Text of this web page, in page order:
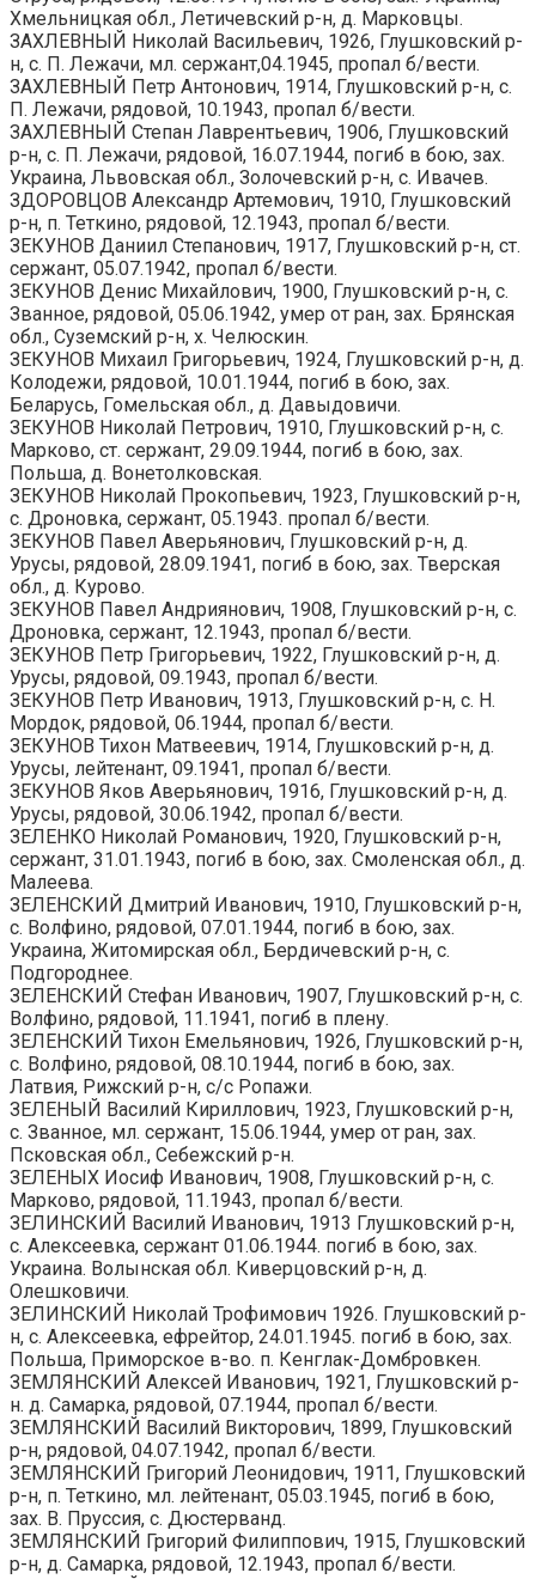
Хмельницкая обл., Летичевский р-н, д. Марковцы.
ЗАХЛЕВНЫЙ Николай Васильевич, 1926, Глушковский р-
н, с. П. Лежачи, мл. сержант,04.1945, пропал б/вести.
ЗАХЛЕВНЫЙ Петр Антонович, 1914, Глушковский р-н, с.
П. Лежачи, рядовой, 10.1943, пропал б/вести.
ЗАХЛЕВНЫЙ Степан Лаврентьевич, 1906, Глушковский
р-н, с. П. Лежачи, рядовой, 16.07.1944, погиб в бою, зах.
Украина, Львовская обл., Золочевский р-н, с. Ивачев.
ЗДОРОВЦОВ Александр Артемович, 1910, Глушковский
р-н, п. Теткино, рядовой, 12.1943, пропал б/вести.
ЗЕКУНОВ Даниил Степанович, 1917, Глушковский р-н, ст.
сержант, 05.07.1942, пропал б/вести.
ЗЕКУНОВ Денис Михайлович, 1900, Глушковский р-н, с.
Званное, рядовой, 05.06.1942, умер от ран, зах. Брянская
обл., Суземский р-н, х. Челюскин.
ЗЕКУНОВ Михаил Григорьевич, 1924, Глушковский р-н, д.
Колодежи, рядовой, 10.01.1944, погиб в бою, зах.
Беларусь, Гомельская обл., д. Давыдовичи.
ЗЕКУНОВ Николай Петрович, 1910, Глушковский р-н, с.
Марково, ст. сержант, 29.09.1944, погиб в бою, зах.
Польша, д. Вонетолковская.
ЗЕКУНОВ Николай Прокопьевич, 1923, Глушковский р-н,
с. Дроновка, сержант, 05.1943. пропал б/вести.
ЗЕКУНОВ Павел Аверьянович, Глушковский р-н, д.
Урусы, рядовой, 28.09.1941, погиб в бою, зах. Тверская
обл., д. Курово.
ЗЕКУНОВ Павел Андриянович, 1908, Глушковский р-н, с.
Дроновка, сержант, 12.1943, пропал б/вести.
ЗЕКУНОВ Петр Григорьевич, 1922, Глушковский р-н, д.
Урусы, рядовой, 09.1943, пропал б/вести.
ЗЕКУНОВ Петр Иванович, 1913, Глушковский р-н, с. Н.
Мордок, рядовой, 06.1944, пропал б/вести.
ЗЕКУНОВ Тихон Матвеевич, 1914, Глушковский р-н, д.
Урусы, лейтенант, 09.1941, пропал б/вести.
ЗЕКУНОВ Яков Аверьянович, 1916, Глушковский р-н, д.
Урусы, рядовой, 30.06.1942, пропал б/вести.
ЗЕЛЕНКО Николай Романович, 1920, Глушковский р-н,
сержант, 31.01.1943, погиб в бою, зах. Смоленская обл., д.
Малеева.
ЗЕЛЕНСКИЙ Дмитрий Иванович, 1910, Глушковский р-н,
с. Волфино, рядовой, 07.01.1944, погиб в бою, зах.
Украина, Житомирская обл., Бердичевский р-н, с.
Подгороднее.
ЗЕЛЕНСКИЙ Стефан Иванович, 1907, Глушковский р-н, с.
Волфино, рядовой, 11.1941, погиб в плену.
ЗЕЛЕНСКИЙ Тихон Емельянович, 1926, Глушковский р-н,
с. Волфино, рядовой, 08.10.1944, погиб в бою, зах.
Латвия, Рижский р-н, с/с Ропажи.
ЗЕЛЕНЫЙ Василий Кириллович, 1923, Глушковский р-н,
с. Званное, мл. сержант, 15.06.1944, умер от ран, зах.
Псковская обл., Себежский р-н.
ЗЕЛЕНЫХ Иосиф Иванович, 1908, Глушковский р-н, с.
Марково, рядовой, 11.1943, пропал б/вести.
ЗЕЛИНСКИЙ Василий Иванович, 1913 Глушковский р-н,
с. Алексеевка, сержант 01.06.1944. погиб в бою, зах.
Украина. Волынская обл. Киверцовский р-н, д.
Олешковичи.
ЗЕЛИНСКИЙ Николай Трофимович 1926. Глушковский р-
н, с. Алексеевка, ефрейтор, 24.01.1945. погиб в бою, зах.
Польша, Приморское в-во. п. Кенглак-Домбровкен.
ЗЕМЛЯНСКИЙ Алексей Иванович, 1921, Глушковский р-
н. д. Самарка, рядовой, 07.1944, пропал б/вести.
ЗЕМЛЯНСКИЙ Василий Викторович, 1899, Глушковский
р-н, рядовой, 04.07.1942, пропал б/вести.
ЗЕМЛЯНСКИЙ Григорий Леонидович, 1911, Глушковский
р-н, п. Теткино, мл. лейтенант, 05.03.1945, погиб в бою,
зах. В. Пруссия, с. Дюстерванд.
ЗЕМЛЯНСКИЙ Григорий Филиппович, 1915, Глушковский
р-н, д. Самарка, рядовой, 12.1943, пропал б/вести.